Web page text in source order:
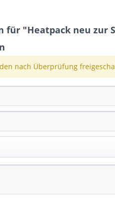
für "Heatpack neu zur
nach Überprüfung